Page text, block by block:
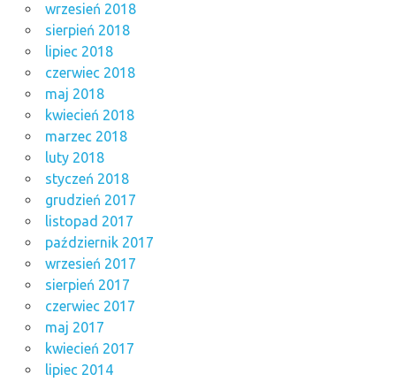
wrzesień 2018
sierpień 2018
lipiec 2018
czerwiec 2018
maj 2018
kwiecień 2018
marzec 2018
luty 2018
styczeń 2018
grudzień 2017
listopad 2017
październik 2017
wrzesień 2017
sierpień 2017
czerwiec 2017
maj 2017
kwiecień 2017
lipiec 2014